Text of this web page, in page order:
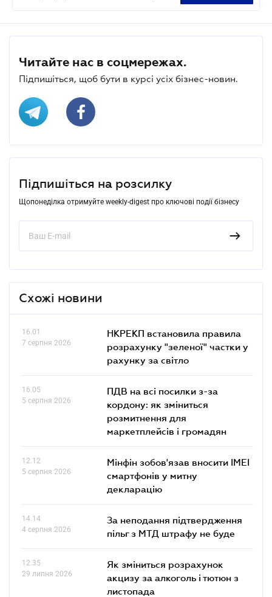
Читайте нас в соцмережах.
Підпишіться, щоб бути в курсі усіх бізнес-новин.
Підпишіться на розсилку
Щопонеділка отримуйте weekly-digest про ключові події бізнесу
Схожі новини
16.01
7 серпня 2026
НКРЕКП встановила правила
розрахунку "зеленої" частки у
рахунку за світло
16.05
5 серпня 2026
ПДВ на всі посилки з-за
кордону: як зміниться
розмитнення для
маркетплейсів і громадян
12.12
5 серпня 2026
Мінфін зобов'язав вносити IMEI
смартфонів у митну
декларацію
14.14
4 серпня 2026
За неподання підтвердження
пільг з МТД штрафу не буде
12.35
29 липня 2026
Як зміниться розрахунок
акцизу за алкоголь і тютюн з
листопада